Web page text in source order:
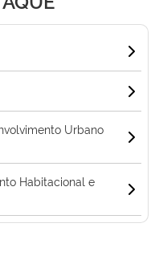
Urbano
Habitacional e